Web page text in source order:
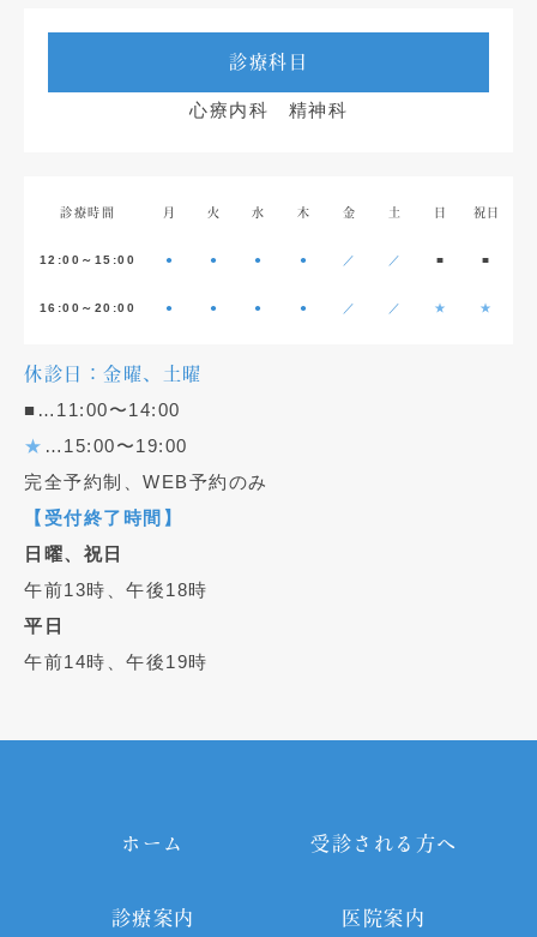
診療科目
心療内科 精神科
診療時間 月 火 水 木 金 土 日 祝日
12:00～15:00 ● ● ● ● ／ ／ ■ ■
16:00～20:00 ● ● ● ● ／ ／ ★ ★
休診日：金曜、土曜
■…11:00〜14:00
★ …15:00〜19:00
完全予約制、WEB予約のみ
【受付終了時間】
日曜、祝日
午前13時、午後18時
平日
午前14時、午後19時
ホーム 受診される方へ
診療案内 医院案内